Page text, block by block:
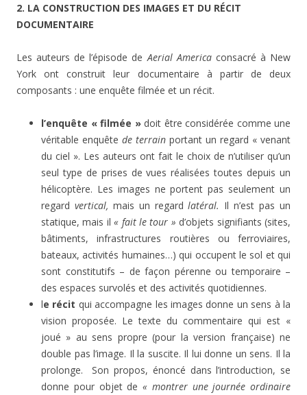
2. LA CONSTRUCTION DES IMAGES ET DU RÉCIT
DOCUMENTAIRE
Les auteurs de l’épisode de Aerial Americaconsacré à New
York ont construit leur documentaire à partir de deux
composants : une enquête filmée et un récit.
l’enquête « filmée »doit être considérée comme une
véritable enquête de terrain portant un regard « venant
du ciel ». Les auteurs ont fait le choix de n’utiliser qu’un
seul type de prises de vues réalisées toutes depuis un
hélicoptère. Les images ne portent pas seulement un
regard vertical, mais un regardlatéral. Il n’est pas un
statique, mais il« fait le tour » d’objets signifiants (sites,
bâtiments, infrastructures routières ou ferroviaires,
bateaux, activités humaines…) qui occupent le sol et qui
sont constitutifs – de façon pérenne ou temporaire –
des espaces survolés et des activités quotidiennes.
le récit qui accompagne les images donne un sens à la
vision proposée. Le texte du commentaire qui est «
joué » au sens propre (pour la version française) ne
double pas l’image. Il la suscite. Il lui donne un sens. Il la
prolonge. Son propos, énoncé dans l’introduction, se
donne pour objet de « montrer une journée ordinaire